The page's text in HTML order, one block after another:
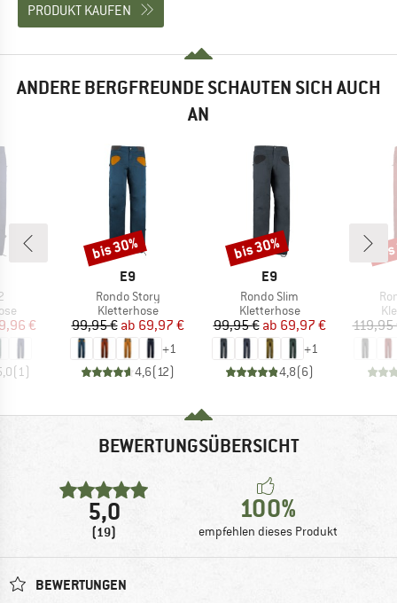
PRODUKT KAUFEN
ANDERE BERGFREUNDE SCHAUTEN SICH AUCH
AN
Preis
€
( 1)
MARKE
E9
Artikel
Rondo Story
Produktgruppe
Kletterhose
Preis
99,95 € reduzierter Preis
ab 69,97 €
+1
4,6( 12)
Rabatt
bis 30%
MARKE
E9
Artikel
Rondo Slim
Produktgruppe
Kletterhose
Preis
99,95 € reduzierter Preis
ab 69,97 €
+1
4,8(6)
Rabatt
bis 30%
119,95
BEWERTUNGSÜBERSICHT
5,0
(19)
100%
empfehlen dieses Produkt
BEWERTUNGEN